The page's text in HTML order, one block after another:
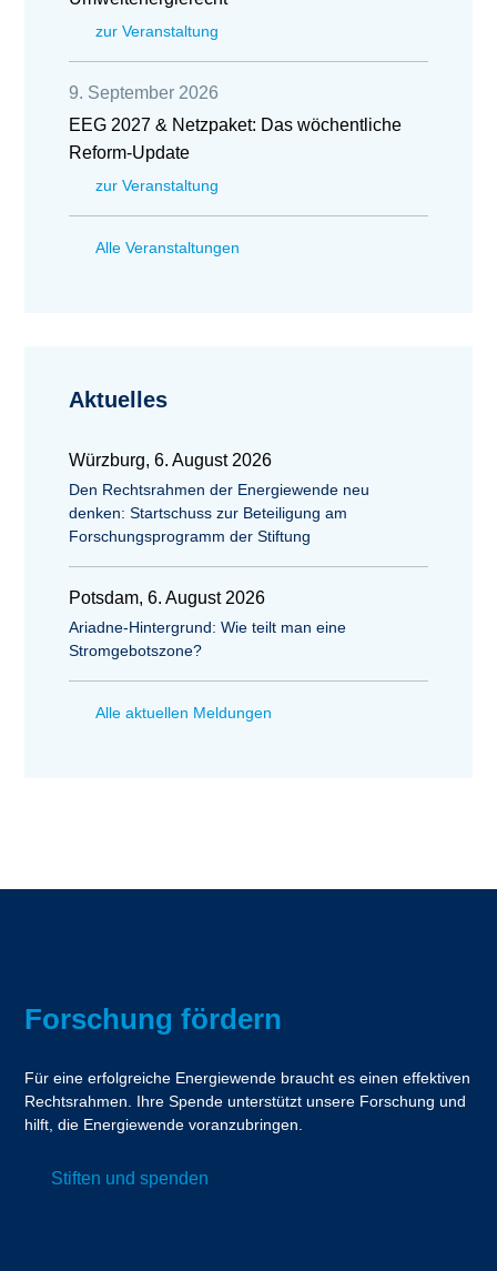
zur Veranstaltung
9. September 2026
EEG 2027 & Netzpaket: Das wöchentliche
Reform-Update
zur Veranstaltung
Alle Veranstaltungen
Aktuelles
Würzburg, 6. August 2026
Den Rechtsrahmen der Energiewende neu
denken: Startschuss zur Beteiligung am
Forschungsprogramm der Stiftung
Potsdam, 6. August 2026
Ariadne-Hintergrund: Wie teilt man eine
Stromgebotszone?
Alle aktuellen Meldungen
Forschung fördern
Für eine erfolgreiche Energiewende braucht es einen effektiven
Rechtsrahmen. Ihre Spende unterstützt unsere Forschung und
hilft, die Energiewende voranzubringen.
Stiften und spenden